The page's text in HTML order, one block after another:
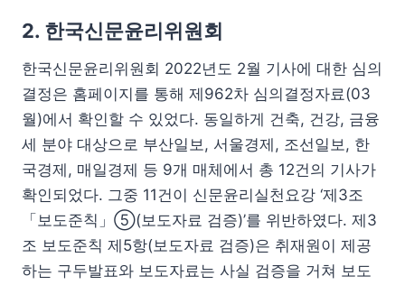
2. 한국신문윤리위원회
한국신문윤리위원회 2022년도 2월 기사에 대한 심의
결정은 홈페이지를 통해 제962차 심의결정자료(03
월)에서 확인할 수 있었다. 동일하게 건축, 건강, 금융
세 분야 대상으로 부산일보, 서울경제, 조선일보, 한
국경제, 매일경제 등 9개 매체에서 총 12건의 기사가
확인되었다. 그중 11건이 신문윤리실천요강 ‘제3조
「보도준칙」⑤(보도자료 검증)’를 위반하였다. 제3
조 보도준칙 제5항(보도자료 검증)은 취재원이 제공
하는 구두발표와 보도자료는 사실 검증을 거쳐 보도